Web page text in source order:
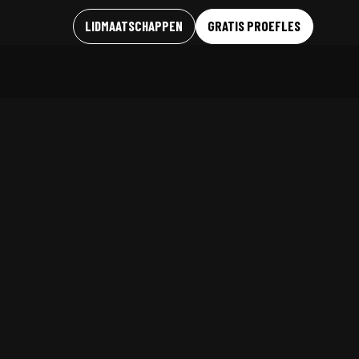
LIDMAATSCHAPPEN GRATIS PROEFLES